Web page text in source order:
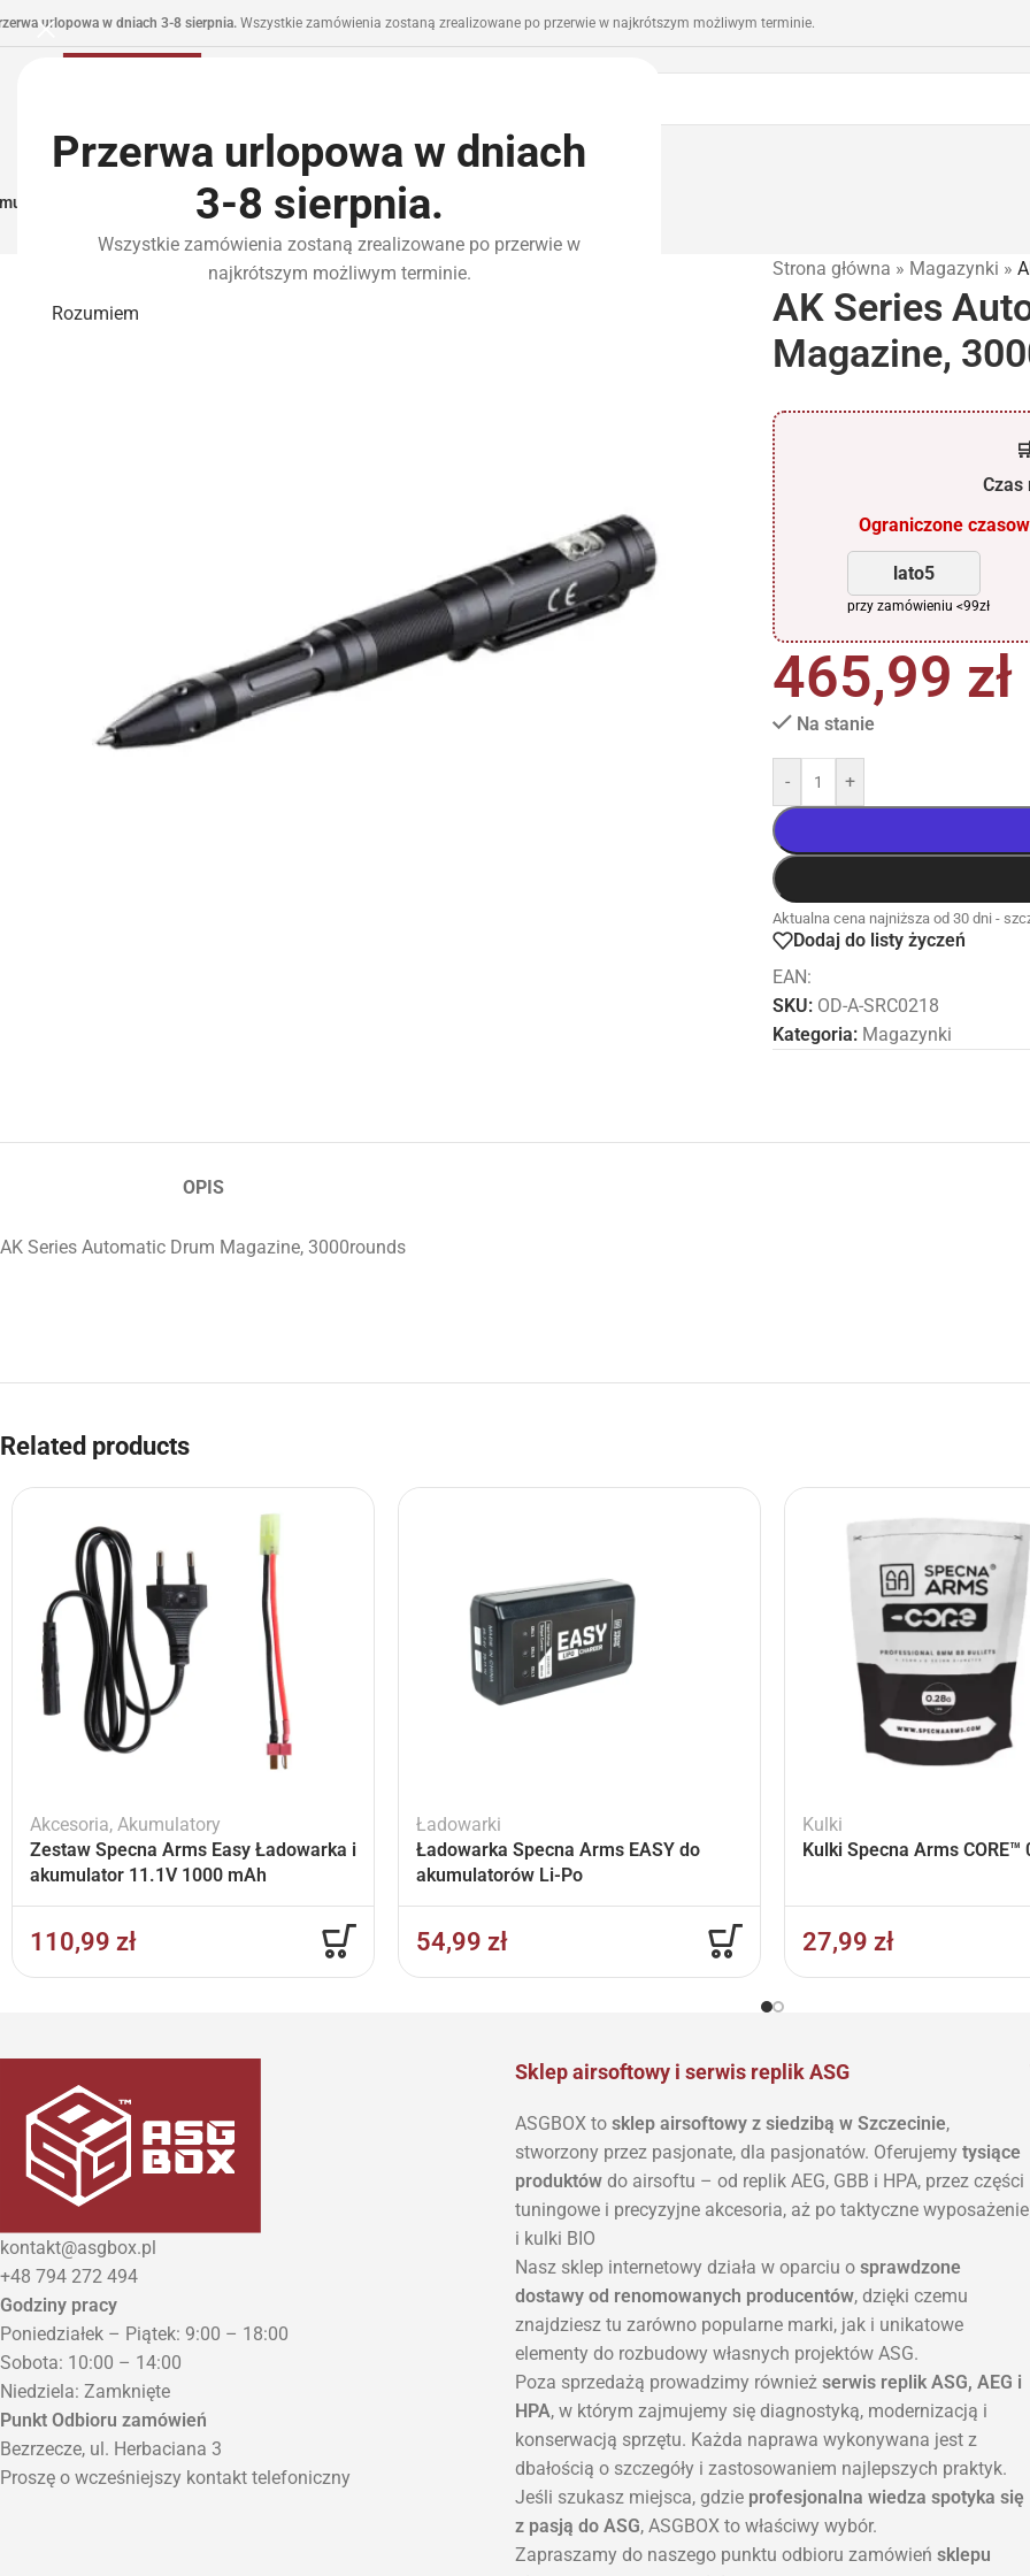
Przerwa urlopowa w dniach
3-8 sierpnia.
Wszystkie zamówienia zostaną zrealizowane po przerwie w
najkrótszym możliwym terminie.
Rozumiem
urlopowa w dniach 3-8 sierpnia. Wszystkie zamówienia zostaną zrealizowane po przerwie w najkrótszym możliwym terminie.
I Zasilanie Części I Tuning HPAWyposażenie Taktyczne
Strona główna » Magazynki »
AK Series
Magazine,
Czas
Ograniczone
lato5
przy zamówieniu <99zł
465,99 zł
Na stanie
- +
Aktualna cena najniższa od 30 dni -
Dodaj do listy życzeń
EAN:
SKU: OD-A-SRC0218
Kategoria: Magazynki
OPIS
AK Series Automatic Drum Magazine, 3000rounds
Related products
Akcesoria, Akumulatory
Zestaw Specna Arms Easy Ładowarka i
akumulator 11.1V 1000 mAh
110,99 zł
Ładowarki
Ładowarka Specna Arms EASY do
akumulatorów Li-Po
54,99 zł
Kulki
Kulki Specna Arms CORE™
27,99 zł
kontakt@asgbox.pl
+48 794 272 494
Godziny pracy
Poniedziałek – Piątek: 9:00 – 18:00
Sobota: 10:00 – 14:00
Niedziela: Zamknięte
Punkt Odbioru zamówień
Bezrzecze, ul. Herbaciana 3
Proszę o wcześniejszy kontakt telefoniczny
Sklep airsoftowy i serwis replik ASG
ASGBOX to sklep airsoftowy z siedzibą w Szczecinie,
stworzony przez pasjonate, dla pasjonatów. Oferujemy tysiące
produktów do airsoftu – od replik AEG, GBB i HPA, przez części
tuningowe i precyzyjne akcesoria, aż po taktyczne wyposażenie
i kulki BIO
Nasz sklep internetowy działa w oparciu o sprawdzone
dostawy od renomowanych producentów, dzięki czemu
znajdziesz tu zarówno popularne marki, jak i unikatowe
elementy do rozbudowy własnych projektów ASG.
Poza sprzedażą prowadzimy również serwis replik ASG, AEG i
HPA, w którym zajmujemy się diagnostyką, modernizacją i
konserwacją sprzętu. Każda naprawa wykonywana jest z
dbałością o szczegóły i zastosowaniem najlepszych praktyk.
Jeśli szukasz miejsca, gdzie profesjonalna wiedza spotyka się
z pasją do ASG, ASGBOX to właściwy wybór.
Zapraszamy do naszego punktu odbioru zamówień sklepu